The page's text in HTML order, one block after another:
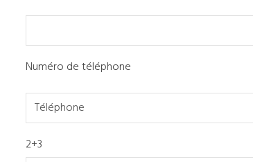
Numéro de téléphone
2+3